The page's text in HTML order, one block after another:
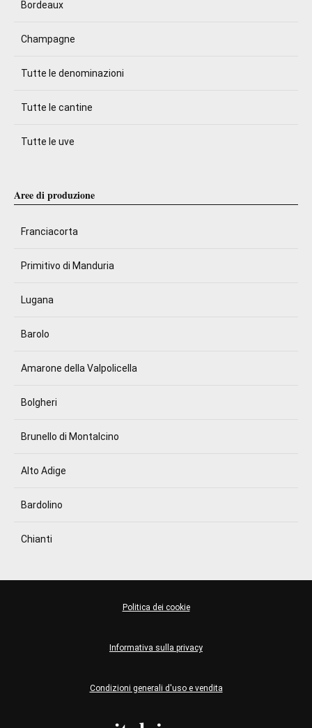
Bordeaux
Champagne
Tutte le denominazioni
Tutte le cantine
Tutte le uve
Aree di produzione
Franciacorta
Primitivo di Manduria
Lugana
Barolo
Amarone della Valpolicella
Bolgheri
Brunello di Montalcino
Alto Adige
Bardolino
Chianti
Condizioni generali d'uso e vendita
Informativa sulla privacy
Politica dei cookie